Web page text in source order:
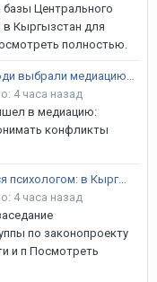
Центрального
в Кыргызстан для
полностью.
4 часа назад
в медиацию:
конфликты
VB>Кто имеет право называться психологом: в Кыргызстане готовят новый закон
4 часа назад
по законопроекту
и п Посмотреть